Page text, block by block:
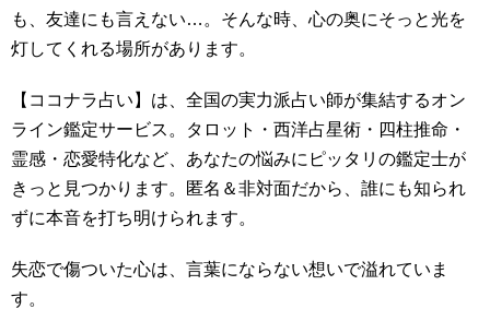
も、友達にも言えない…。そんな時、心の奥にそっと光を
灯してくれる場所があります。
【ココナラ占い】は、全国の実力派占い師が集結するオン
ライン鑑定サービス。タロット・西洋占星術・四柱推命・
霊感・恋愛特化など、あなたの悩みにピッタリの鑑定士が
きっと見つかります。匿名＆非対面だから、誰にも知られ
ずに本音を打ち明けられます。
失恋で傷ついた心は、言葉にならない想いで溢れていま
す。